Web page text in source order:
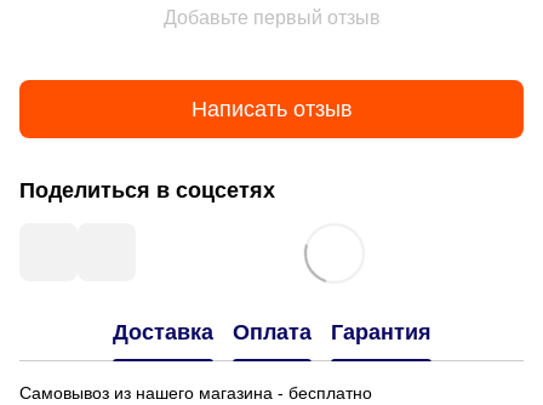
Добавьте первый отзыв
Написать отзыв
Поделиться в соцсетях
Доставка Оплата Гарантия
Самовывоз из нашего магазина - бесплатно